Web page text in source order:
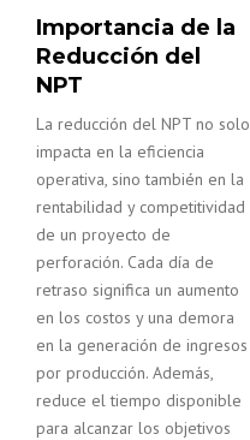
Importancia de la
Reducción del
NPT
La reducción del NPT no solo
impacta en la eficiencia
operativa, sino también en la
rentabilidad y competitividad
de un proyecto de
perforación. Cada día de
retraso significa un aumento
en los costos y una demora
en la generación de ingresos
por producción. Además,
reduce el tiempo disponible
para alcanzar los objetivos